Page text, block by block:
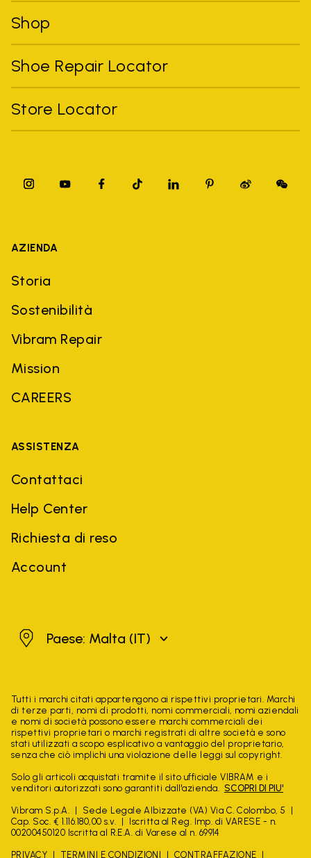
Shop
Shoe Repair Locator
Store Locator
AZIENDA
Storia
Sostenibilità
Vibram Repair
Mission
CAREERS
ASSISTENZA
Contattaci
Help Center
Richiesta di reso
Account
MaltaPaese: Malta (IT)
Tutti i marchi citati appartengono ai rispettivi proprietari. Marchi
di terze parti, nomi di prodotti, nomi commerciali, nomi aziendali
e nomi di società possono essere marchi commerciali dei
rispettivi proprietari o marchi registrati di altre società e sono
stati utilizzati a scopo esplicativo a vantaggio del proprietario,
senza che ciò implichi una violazione delle leggi sul copyright.
Solo gli articoli acquistati tramite il sito ufficiale VIBRAM e i
venditori autorizzati sono garantiti dall'azienda. SCOPRI DI PIU'
Vibram S.p.A.
Sede Legale Albizzate (VA) Via C. Colombo, 5
Cap. Soc. € 1.116.180,00 s.v.
Iscritta al Reg. Imp. di VARESE - n.
00200450120 Iscritta al R.E.A. di Varese al n. 69914
PRIVACY TERMINI E CONDIZIONI CONTRAFFAZIONE